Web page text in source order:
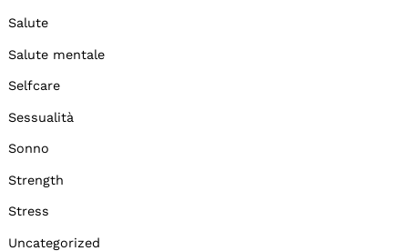
Salute
Salute mentale
Selfcare
Sessualità
Sonno
Strength
Stress
Uncategorized